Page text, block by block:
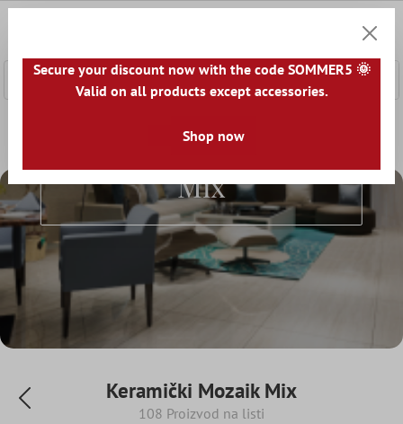
Keramički Mozaik
Keramički Mozaik
Mix
Keramički Mozaik Mix
108 Proizvod na listi
Secure your discount now with the code SOMMER5 🌞
Valid on all products except accessories.
Shop now